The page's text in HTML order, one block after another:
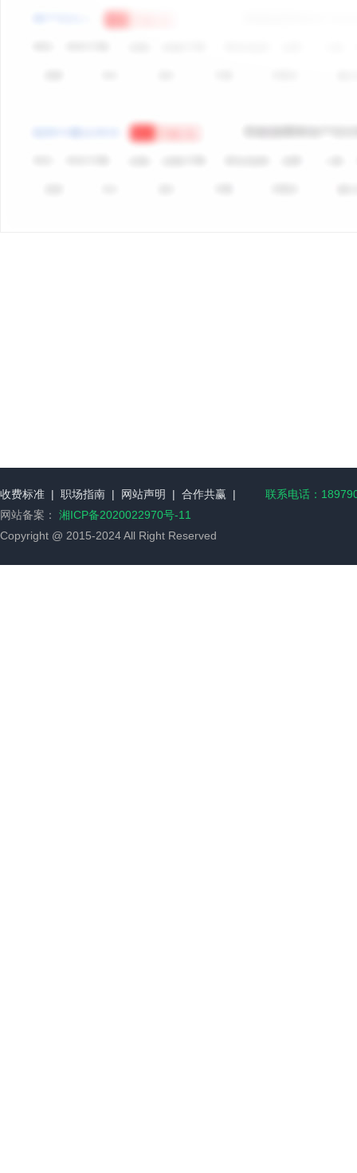
收费标准 | 职场指南 | 网站声明 | 合作共赢 |
联系电话：
网站备案： 湘ICP备2020022970号-11
Copyright @ 2015-2024 All Right Reserved